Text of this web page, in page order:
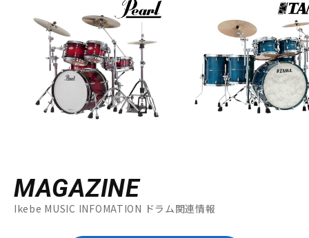
MAGAZINE
Ikebe MUSIC INFOMATION ドラム関連情報